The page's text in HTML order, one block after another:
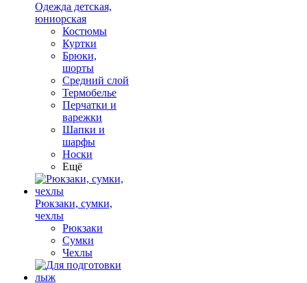
Одежда детская,
юниорская
Костюмы
Куртки
Брюки,
шорты
Средний слой
Термобелье
Перчатки и
варежки
Шапки и
шарфы
Носки
Ещё
Рюкзаки, сумки,
чехлы
Рюкзаки
Сумки
Чехлы